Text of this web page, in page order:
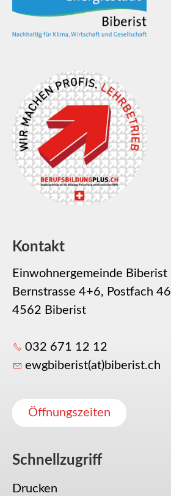
Kontakt
Einwohnergemeinde Biberist
Bernstrasse 4+6, Postfach 46
4562 Biberist
032 671 12 12
ewgbiberist(at)biberist.ch
Öffnungszeiten
Schnellzugriff
Drucken